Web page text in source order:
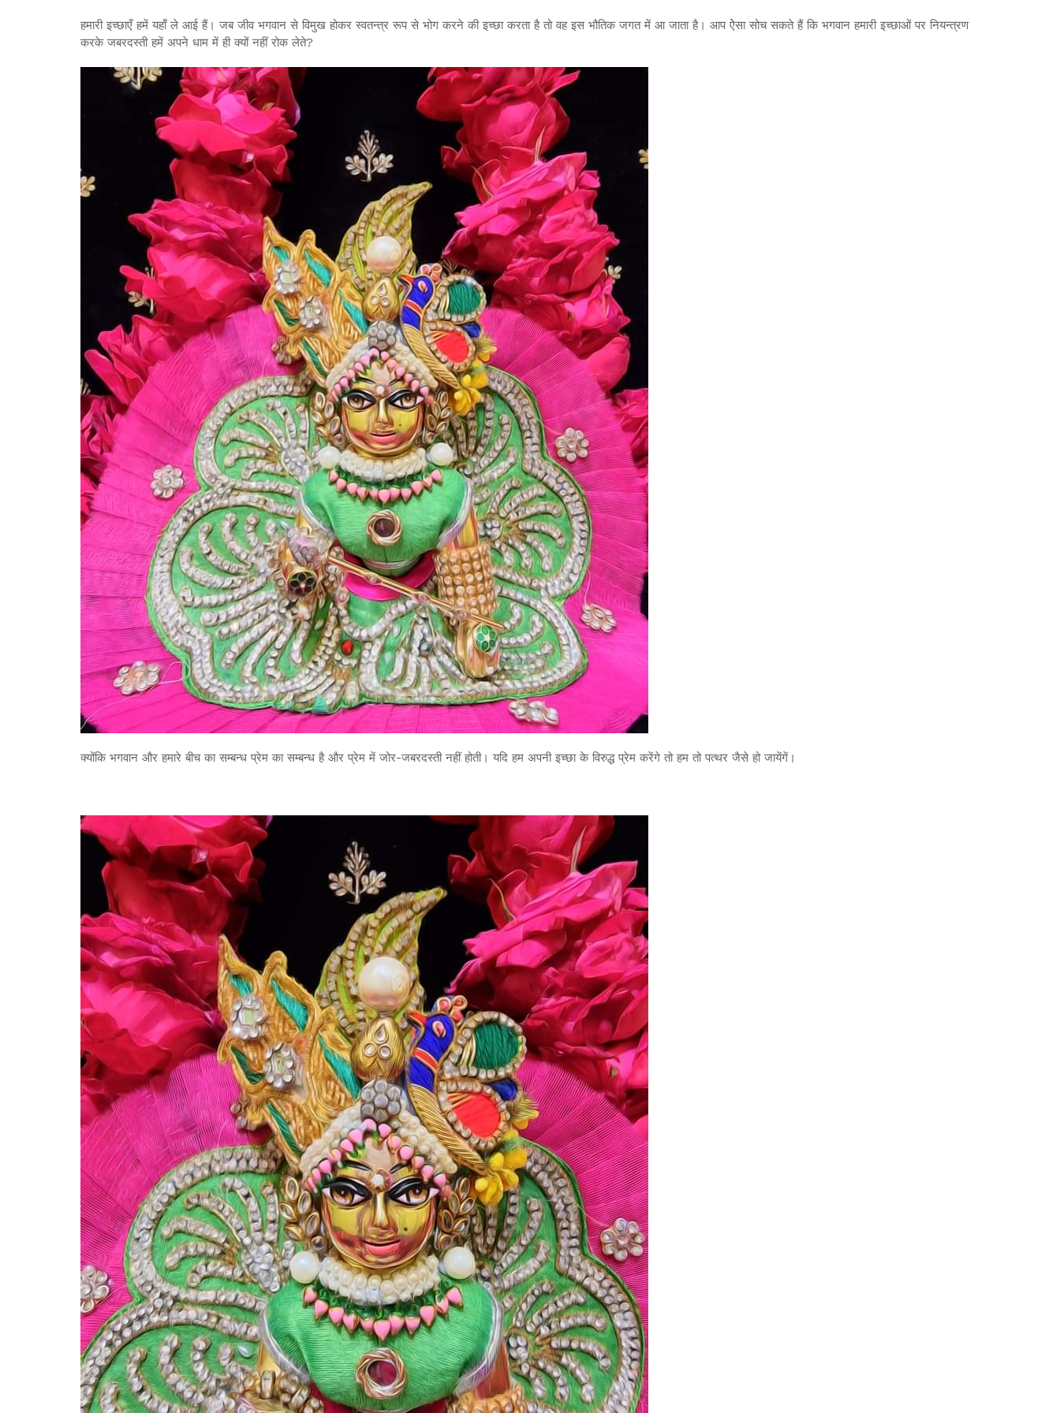
हमारी इच्छाएँ हमें यहाँ ले आई हैं। जब जीव भगवान से विमुख होकर स्वतन्त्र रूप से भोग करने की इच्छा करता है तो वह इस भौतिक जगत में आ जाता है। आप ऐेसा सोच सकते हैं कि भगवान हमारी इच्छाओं पर नियन्त्रण
करके जबरदस्ती हमें अपने धाम में ही क्यों नहीं रोक लेते?
क्योंकि भगवान और हमारे बीच का सम्बन्ध प्रेम का सम्बन्ध है और प्रेम में जोर-जबरदस्ती नहीं होती। यदि हम अपनी इच्छा के विरुद्ध प्रेम करेंगे तो हम तो पत्थर जैसे हो जायेंगें।